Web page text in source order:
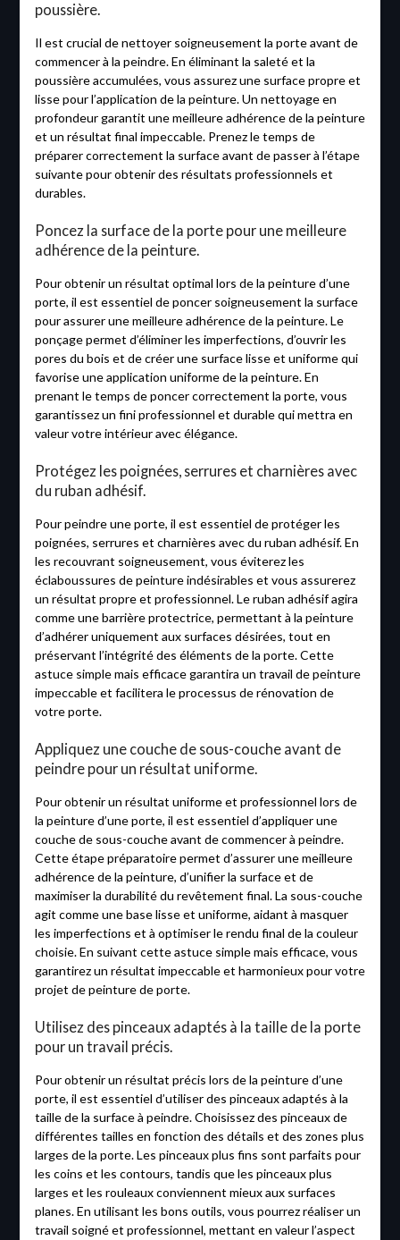
poussière.
Il est crucial de nettoyer soigneusement la porte avant de
commencer à la peindre. En éliminant la saleté et la
poussière accumulées, vous assurez une surface propre et
lisse pour l’application de la peinture. Un nettoyage en
profondeur garantit une meilleure adhérence de la peinture
et un résultat final impeccable. Prenez le temps de
préparer correctement la surface avant de passer à l’étape
suivante pour obtenir des résultats professionnels et
durables.
Poncez la surface de la porte pour une meilleure
adhérence de la peinture.
Pour obtenir un résultat optimal lors de la peinture d’une
porte, il est essentiel de poncer soigneusement la surface
pour assurer une meilleure adhérence de la peinture. Le
ponçage permet d’éliminer les imperfections, d’ouvrir les
pores du bois et de créer une surface lisse et uniforme qui
favorise une application uniforme de la peinture. En
prenant le temps de poncer correctement la porte, vous
garantissez un fini professionnel et durable qui mettra en
valeur votre intérieur avec élégance.
Protégez les poignées, serrures et charnières avec
du ruban adhésif.
Pour peindre une porte, il est essentiel de protéger les
poignées, serrures et charnières avec du ruban adhésif. En
les recouvrant soigneusement, vous éviterez les
éclaboussures de peinture indésirables et vous assurerez
un résultat propre et professionnel. Le ruban adhésif agira
comme une barrière protectrice, permettant à la peinture
d’adhérer uniquement aux surfaces désirées, tout en
préservant l’intégrité des éléments de la porte. Cette
astuce simple mais efficace garantira un travail de peinture
impeccable et facilitera le processus de rénovation de
votre porte.
Appliquez une couche de sous-couche avant de
peindre pour un résultat uniforme.
Pour obtenir un résultat uniforme et professionnel lors de
la peinture d’une porte, il est essentiel d’appliquer une
couche de sous-couche avant de commencer à peindre.
Cette étape préparatoire permet d’assurer une meilleure
adhérence de la peinture, d’unifier la surface et de
maximiser la durabilité du revêtement final. La sous-couche
agit comme une base lisse et uniforme, aidant à masquer
les imperfections et à optimiser le rendu final de la couleur
choisie. En suivant cette astuce simple mais efficace, vous
garantirez un résultat impeccable et harmonieux pour votre
projet de peinture de porte.
Utilisez des pinceaux adaptés à la taille de la porte
pour un travail précis.
Pour obtenir un résultat précis lors de la peinture d’une
porte, il est essentiel d’utiliser des pinceaux adaptés à la
taille de la surface à peindre. Choisissez des pinceaux de
différentes tailles en fonction des détails et des zones plus
larges de la porte. Les pinceaux plus fins sont parfaits pour
les coins et les contours, tandis que les pinceaux plus
larges et les rouleaux conviennent mieux aux surfaces
planes. En utilisant les bons outils, vous pourrez réaliser un
travail soigné et professionnel, mettant en valeur l’aspect